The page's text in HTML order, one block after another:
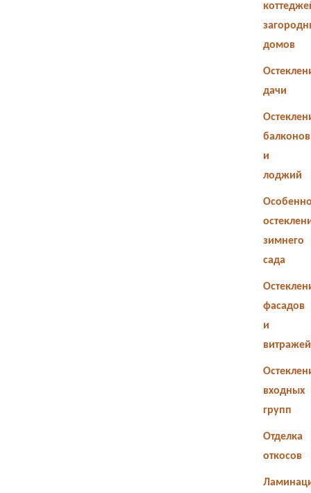
домов
дачи
балконов
и
лоджий
зимнего
сада
фасадов
и
витражей
входных
групп
Отделка
откосов